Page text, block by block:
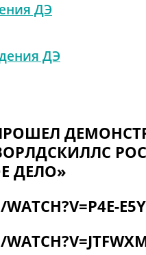
ДЭ
ДЭ
ПРОШЕЛ
ДЕЛО»